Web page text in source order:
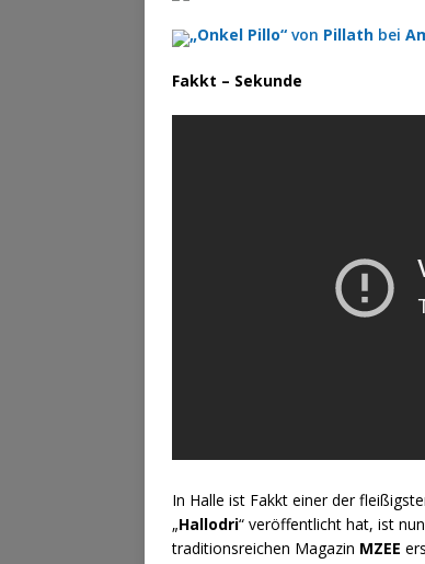
„Onkel Pillo“ von Pillath bei
Fakkt – Sekunde
In Halle ist Fakkt einer der
„Hallodri“ veröffentlicht hat, ist
traditionsreichen Magazin MZEE